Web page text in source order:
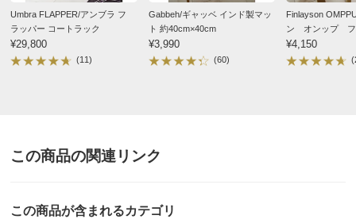
価格 ¥12,320 税込 ¥11,200 税抜
送料・送料種
基本配送料：¥ 880
商品名・特徴
≪約50cm×210cm≫抗菌防臭加工ドット柄 キッチン
マット
約50cm×240cm ピンク
神奈川県
きやすいし、ズレないのでお気に入りです。これで三色
Umbra FLAPPER/アンブラ フ
ラッパー コートラック
¥29,800
(11)
Gabbeh/ギャッベ インド製マッ
ト 約40cm×40cm
¥3,990
(60)
Finlayson
ン オンップ フ
ト チェアパッ
形
¥4,150
この商品の関連リンク
この商品が含まれるカテゴリ